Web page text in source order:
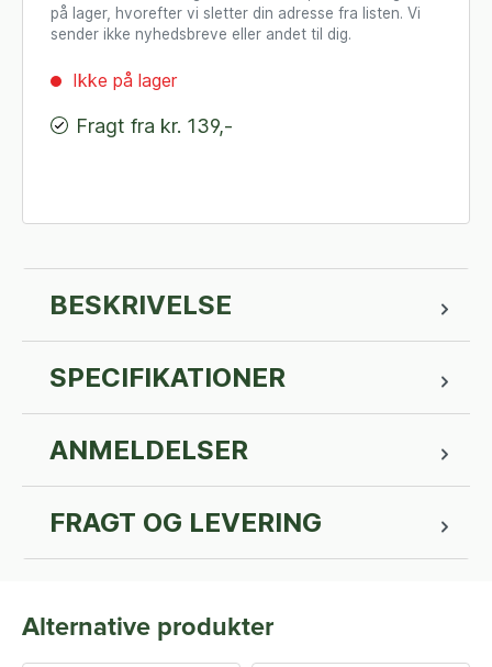
på lager, hvorefter vi sletter din adresse fra listen. Vi
sender ikke nyhedsbreve eller andet til dig.
Ikke på lager
Fragt fra kr. 139,-
BESKRIVELSE
SPECIFIKATIONER
ANMELDELSER
FRAGT OG LEVERING
Alternative produkter